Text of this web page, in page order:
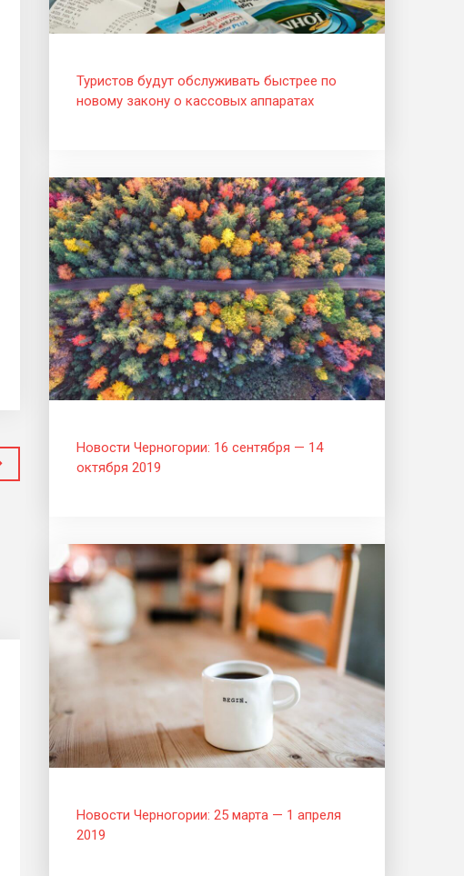
Туристов будут обслуживать быстрее по
новому закону о кассовых аппаратах
Новости Черногории: 16 сентября — 14
октября 2019
Новости Черногории: 25 марта — 1 апреля
2019